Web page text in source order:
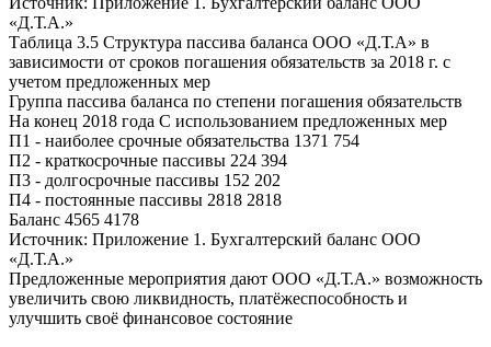
«Д.Т.А.»
Таблица 3.5 Структура пассива баланса ООО «Д.Т.А» в
зависимости от сроков погашения обязательств за 2018 г. с
учетом предложенных мер
Группа пассива баланса по степени погашения обязательств
На конец 2018 года С использованием предложенных мер
П1 - наиболее срочные обязательства 1371 754
П2 - краткосрочные пассивы 224 394
П3 - долгосрочные пассивы 152 202
П4 - постоянные пассивы 2818 2818
Баланс 4565 4178
Источник: Приложение 1. Бухгалтерский баланс ООО
«Д.Т.А.»
Предложенные мероприятия дают ООО «Д.Т.А.» возможность
увеличить свою ликвидность, платёжеспособность и
улучшить своё финансовое состояние